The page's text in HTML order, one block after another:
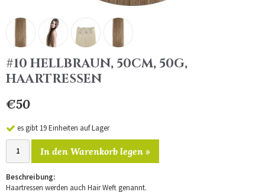
#10 HELLBRAUN, 50CM, 50G,
HAARTRESSEN
€50
es gibt 19 Einheiten auf Lager
In den Warenkorb legen »
Beschreibung:
Haartressen werden auch Hair Weft genannt.